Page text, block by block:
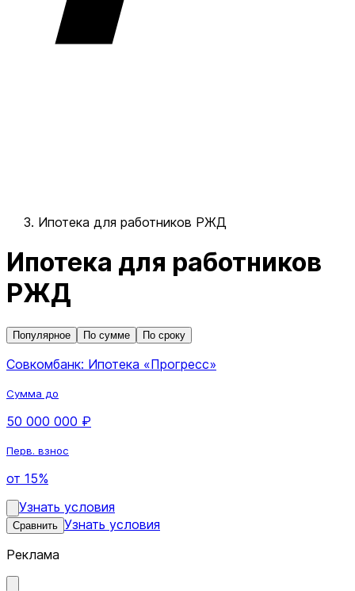
Ипотека для работников РЖД
Ипотека для работников
РЖД
Популярное По сумме По сроку
Совкомбанк: Ипотека «Прогресс»
Сумма до
50 000 000 ₽
Перв. взнос
от 15%
Узнать условия
Сравнить Узнать условия
Реклама